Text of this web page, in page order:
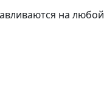
на любой